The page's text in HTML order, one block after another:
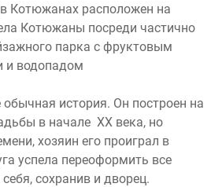
Котюжанах расположен на
Котюжаны посреди частично
парка с фруктовым
и водопадом
обычная история. Он построен на
в начале XX века, но
хозяин его проиграл в
успела переоформить все
сохранив и дворец.